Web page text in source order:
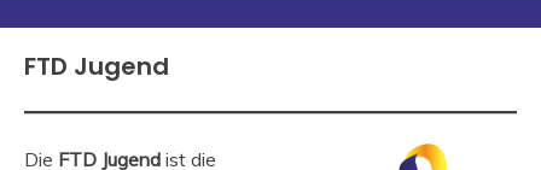
FTD Jugend
Die FTD Jugend ist die